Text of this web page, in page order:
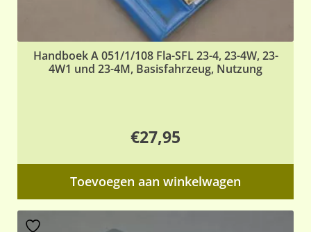
Handboek A 051/1/108 Fla-SFL 23-4, 23-4W, 23-
4W1 und 23-4M, Basisfahrzeug, Nutzung
€27,95
Toevoegen aan winkelwagen